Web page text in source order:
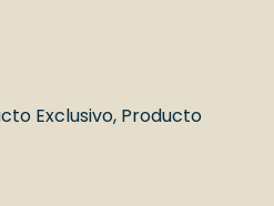
Exclusivo, Producto